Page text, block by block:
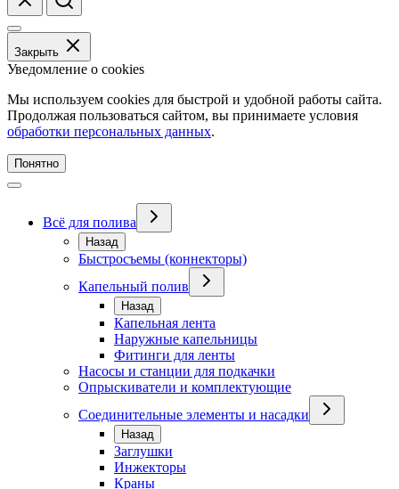
Закрыть
Уведомление о cookies
Мы используем cookies для быстрой и удобной работы сайта.
Продолжая пользоваться сайтом, вы принимаете условия
обработки персональных данных.
Понятно
Всё для полива
Назад
Быстросъемы (коннекторы)
Капельный полив
Назад
Капельная лента
Наружные капельницы
Фитинги для ленты
Насосы и станции для подкачки
Опрыскиватели и комплектующие
Соединительные элементы и насадки
Назад
Заглушки
Инжекторы
Краны